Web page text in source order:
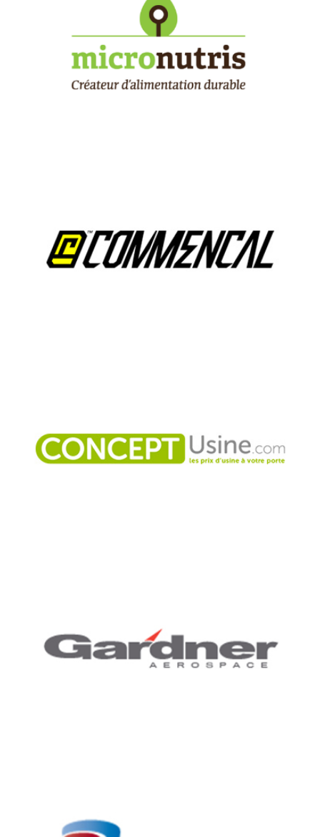
MICRONUTRIS, LOGISTIQUE MULTICANAL
Denjean Logistique accompagne cette start-up innovante de
l'agro-alimentaire.
Le fabricant de VTT confie sa logistique européenne à Denjean
Logistique: logistique de la boutique e-commerce et vente
indirecte.
E-marchand spécialiste de l'aménagement et du mobilier,
Negolux externalise la logistique pour son site concept-
usine.com et les places de marché.
Denjean Logistique a assuré les prestations logistiques et
opérations à valeur ajoutée liées aux meubles électriques A320.
Denjean Logistique assure la logistique des matières sèches